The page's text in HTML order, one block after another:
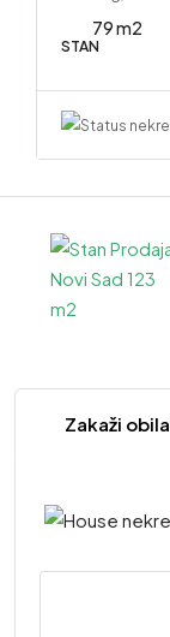
79 m2
STAN
Zakaži